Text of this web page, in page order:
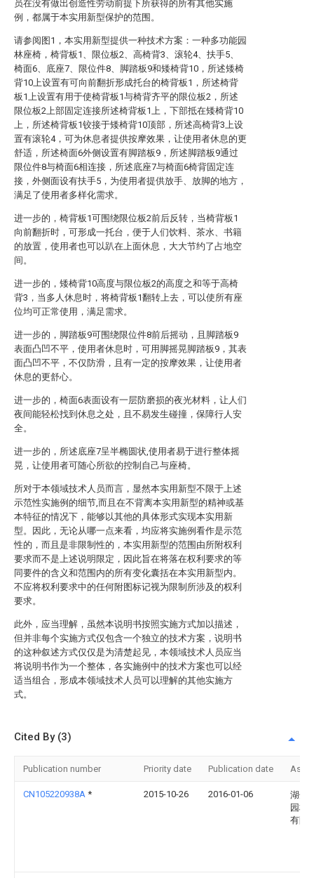
员在没有做出创造性劳动前提下所获得的所有其他实施
例，都属于本实用新型保护的范围。
请参阅图1，本实用新型提供一种技术方案：一种多功能园
林座椅，椅背板1、限位板2、高椅背3、滚轮4、扶手5、
椅面6、底座7、限位件8、脚踏板9和矮椅背10，所述矮椅
背10上设置有可向前翻折形成托台的椅背板1，所述椅背
板1上设置有用于使椅背板1与椅背齐平的限位板2，所述
限位板2上部固定连接所述椅背板1上，下部抵在矮椅背10
上，所述椅背板1铰接于矮椅背10顶部，所述高椅背3上设
置有滚轮4，可为休息者提供按摩效果，让使用者休息的更
舒适，所述椅面6外侧设置有脚踏板9，所述脚踏板9通过
限位件8与椅面6相连接，所述底座7与椅面6椅背固定连
接，外侧面设有扶手5，为使用者提供放手、放脚的地方，
满足了使用者多样化需求。
进一步的，椅背板1可围绕限位板2前后反转，当椅背板1
向前翻折时，可形成一托台，便于人们饮料、茶水、书籍
的放置，使用者也可以趴在上面休息，大大节约了占地空
间。
进一步的，矮椅背10高度与限位板2的高度之和等于高椅
背3，当多人休息时，将椅背板1翻转上去，可以使所有座
位均可正常使用，满足需求。
进一步的，脚踏板9可围绕限位件8前后摇动，且脚踏板9
表面凸凹不平，使用者休息时，可用脚摇晃脚踏板9，其表
面凸凹不平，不仅防滑，且有一定的按摩效果，让使用者
休息的更舒心。
进一步的，椅面6表面设有一层防磨损的夜光材料，让人们
夜间能轻松找到休息之处，且不易发生碰撞，保障行人安
全。
进一步的，所述底座7呈半椭圆状,使用者易于进行整体摇
晃，让使用者可随心所欲的控制自己与座椅。
所对于本领域技术人员而言，显然本实用新型不限于上述
示范性实施例的细节,而且在不背离本实用新型的精神或基
本特征的情况下，能够以其他的具体形式实现本实用新
型。因此，无论从哪一点来看，均应将实施例看作是示范
性的，而且是非限制性的，本实用新型的范围由所附权利
要求而不是上述说明限定，因此旨在将落在权利要求的等
同要件的含义和范围内的所有变化囊括在本实用新型内。
不应将权利要求中的任何附图标记视为限制所涉及的权利
要求。
此外，应当理解，虽然本说明书按照实施方式加以描述，
但并非每个实施方式仅包含一个独立的技术方案，说明书
的这种叙述方式仅仅是为清楚起见，本领域技术人员应当
将说明书作为一个整体，各实施例中的技术方案也可以经
适当组合，形成本领域技术人员可以理解的其他实施方
式。
Cited By (3)
Publication number Priority date Publication date
CN105220938A * 2015-10-26 2016-01-06
湖州
园林
有限